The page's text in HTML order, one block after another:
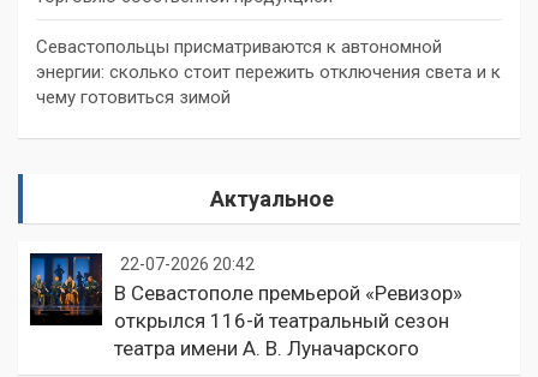
Севастопольцы присматриваются к автономной
энергии: сколько стоит пережить отключения света и к
чему готовиться зимой
Актуальное
22-07-2026 20:42
В Севастополе премьерой «Ревизор»
открылся 116-й театральный сезон
театра имени А. В. Луначарского